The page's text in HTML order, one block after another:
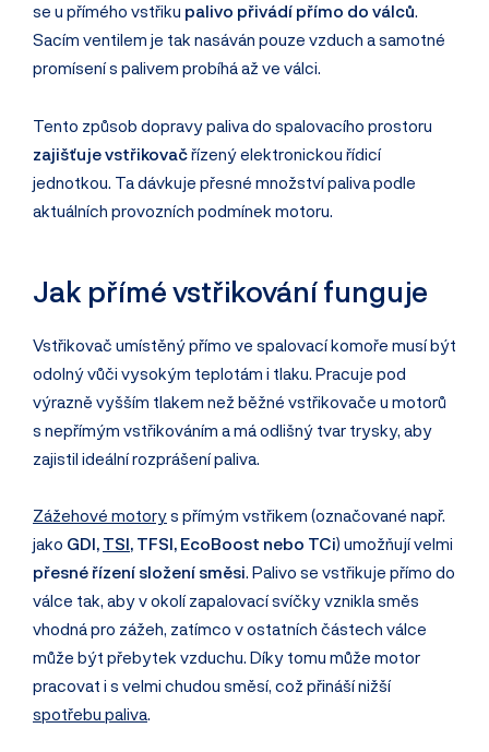
se u přímého vstřiku palivo přivádí přímo do válců.
Sacím ventilem je tak nasáván pouze vzduch a samotné
promísení s palivem probíhá až ve válci.
Tento způsob dopravy paliva do spalovacího prostoru
zajišťuje vstřikovačřízený elektronickou řídicí
jednotkou. Ta dávkuje přesné množství paliva podle
aktuálních provozních podmínek motoru.
Jak přímé vstřikování funguje
Vstřikovač umístěný přímo ve spalovací komoře musí být
odolný vůči vysokým teplotám i tlaku. Pracuje pod
výrazně vyšším tlakem než běžné vstřikovače u motorů
s nepřímým vstřikováním a má odlišný tvar trysky, aby
zajistil ideální rozprášení paliva.
Zážehové motorys přímým vstřikem (označované např.
jako GDI, TSI, TFSI, EcoBoost nebo TCi) umožňují velmi
přesné řízení složení směsi. Palivo se vstřikuje přímo do
válce tak, aby v okolí zapalovací svíčky vznikla směs
vhodná pro zážeh, zatímco v ostatních částech válce
může být přebytek vzduchu. Díky tomu může motor
pracovat i s velmi chudou směsí, což přináší nižší
spotřebu paliva.